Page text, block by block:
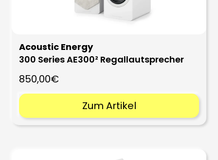
Acoustic Energy
300 Series AE300² Regallautsprecher
850,00€
Zum Artikel